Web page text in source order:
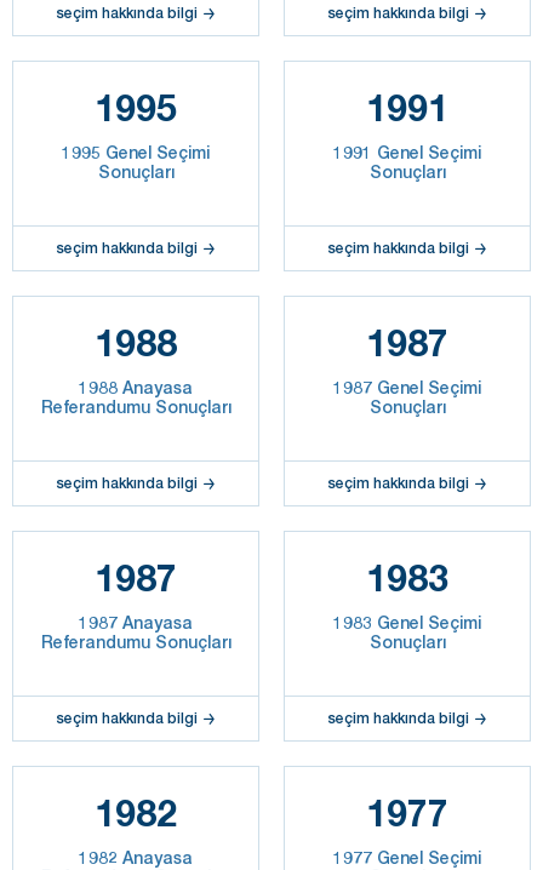
seçim hakkında bilgi seçim hakkında bilgi
1995
1995 Genel Seçimi
Sonuçları
seçim hakkında bilgi
1991
1991 Genel Seçimi
Sonuçları
seçim hakkında bilgi
1988
1988 Anayasa
Referandumu Sonuçları
seçim hakkında bilgi
1987
1987 Genel Seçimi
Sonuçları
seçim hakkında bilgi
1987
1987 Anayasa
Referandumu Sonuçları
seçim hakkında bilgi
1983
1983 Genel Seçimi
Sonuçları
seçim hakkında bilgi
1982
1982 Anayasa
1977
1977 Genel Seçimi